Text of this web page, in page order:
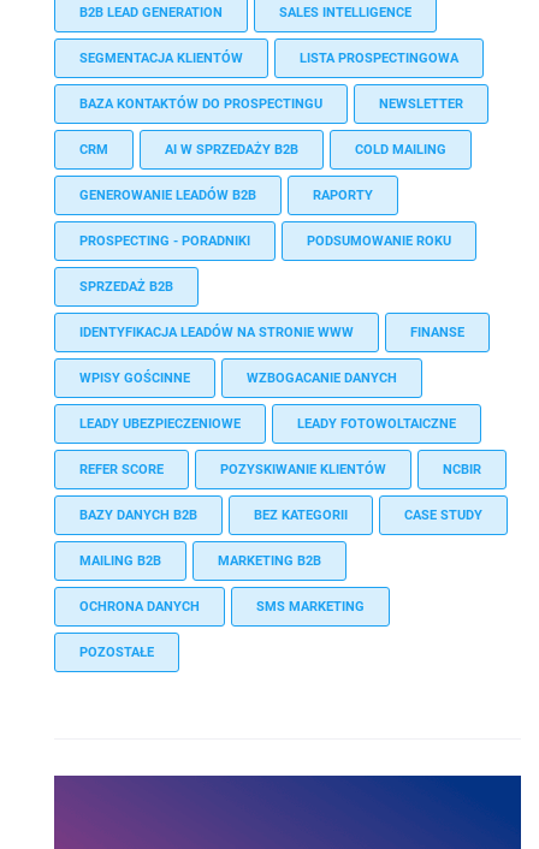
B2B LEAD GENERATION SALES INTELLIGENCE
SEGMENTACJA KLIENTÓW LISTA PROSPECTINGOWA
BAZA KONTAKTÓW DO PROSPECTINGU NEWSLETTER
CRM AI W SPRZEDAŻY B2B COLD MAILING
GENEROWANIE LEADÓW B2B RAPORTY
PROSPECTING - PORADNIKI PODSUMOWANIE ROKU
SPRZEDAŻ B2B
IDENTYFIKACJA LEADÓW NA STRONIE WWW FINANSE
WPISY GOŚCINNE WZBOGACANIE DANYCH
LEADY UBEZPIECZENIOWE LEADY FOTOWOLTAICZNE
REFER SCORE POZYSKIWANIE KLIENTÓW NCBIR
BAZY DANYCH B2B BEZ KATEGORII CASE STUDY
MAILING B2B MARKETING B2B
OCHRONA DANYCH SMS MARKETING
POZOSTAŁE